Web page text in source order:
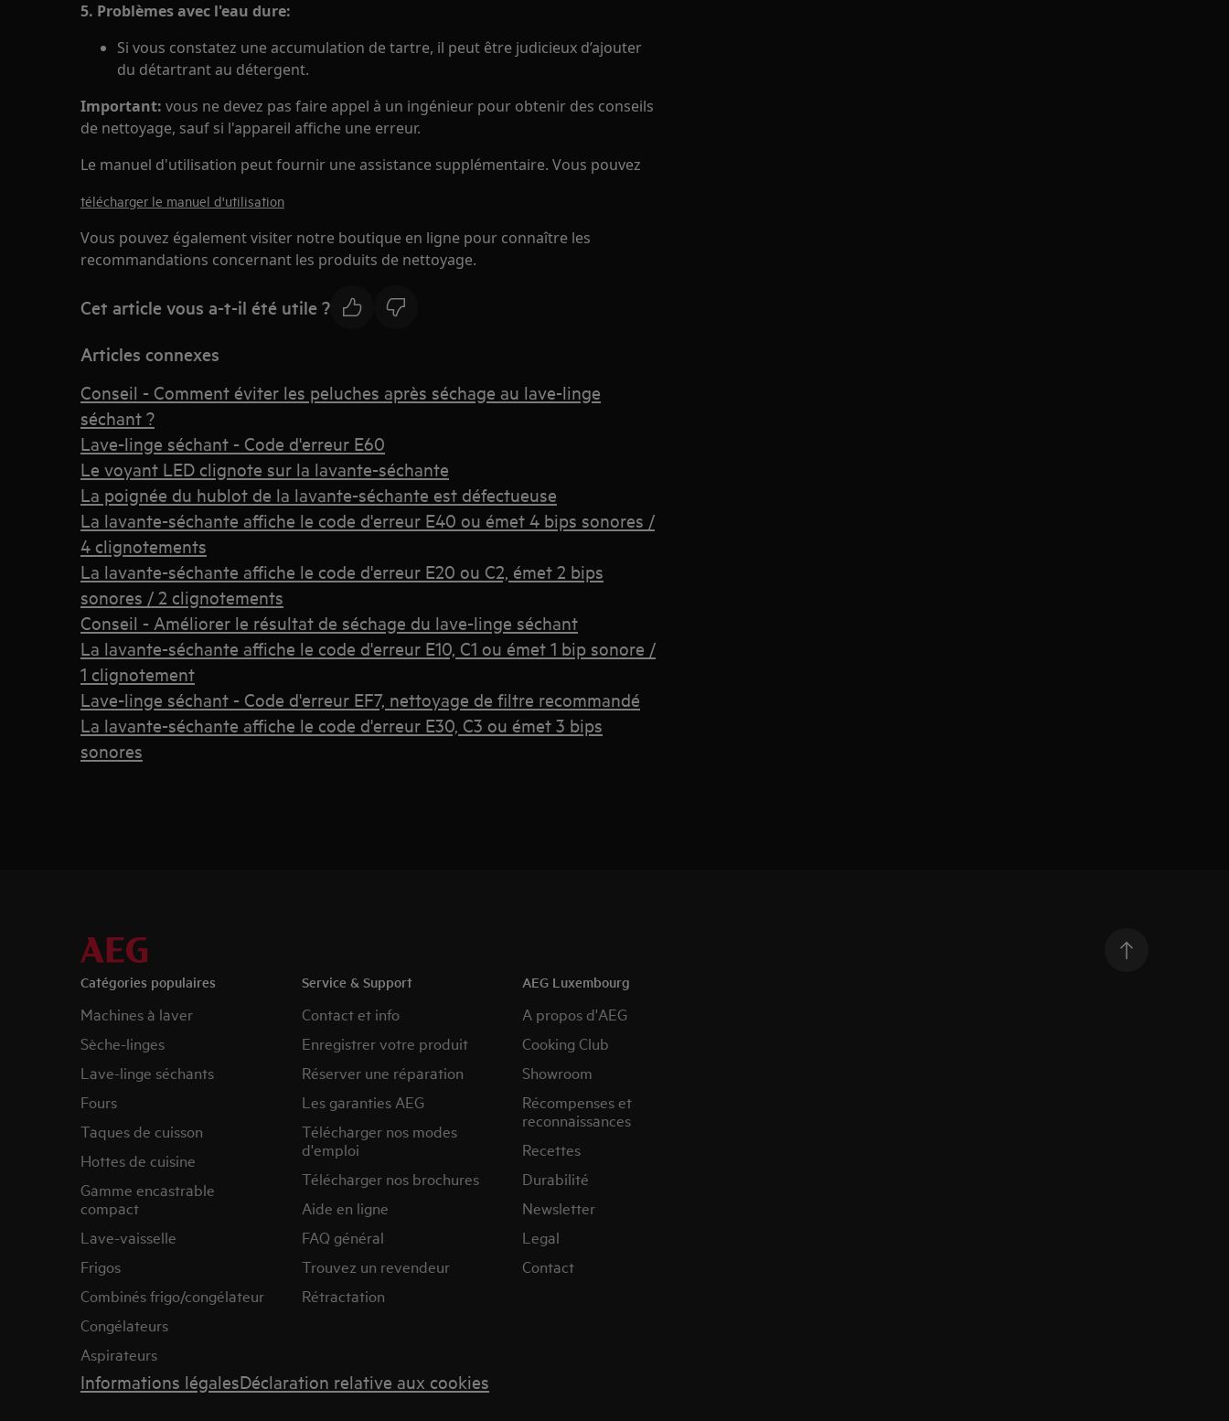
5. Problèmes avec l'eau dure:
Si vous constatez une accumulation de tartre, il peut être judicieux d’ajouter
du détartrant au détergent.
Important: vous ne devez pas faire appel à un ingénieur pour obtenir des conseils
de nettoyage, sauf si l'appareil affiche une erreur.
Le manuel d'utilisation peut fournir une assistance supplémentaire. Vous pouvez
télécharger le manuel d'utilisation
Vous pouvez également visiter notre boutique en ligne pour connaître les
recommandations concernant les produits de nettoyage.
Cet article vous a-t-il été utile ?
Articles connexes
Conseil - Comment éviter les peluches après séchage au lave-linge
séchant ?
Lave-linge séchant - Code d'erreur E60
Le voyant LED clignote sur la lavante-séchante
La poignée du hublot de la lavante-séchante est défectueuse
La lavante-séchante affiche le code d'erreur E40 ou émet 4 bips sonores /
4 clignotements
La lavante-séchante affiche le code d'erreur E20 ou C2, émet 2 bips
sonores / 2 clignotements
Conseil - Améliorer le résultat de séchage du lave-linge séchant
La lavante-séchante affiche le code d'erreur E10, C1 ou émet 1 bip sonore /
1 clignotement
Lave-linge séchant - Code d'erreur EF7, nettoyage de filtre recommandé
La lavante-séchante affiche le code d'erreur E30, C3 ou émet 3 bips
sonores
Catégories populaires
Machines à laver
Sèche-linges
Lave-linge séchants
Fours
Taques de cuisson
Hottes de cuisine
Gamme encastrable
compact
Lave-vaisselle
Frigos
Combinés frigo/congélateur
Congélateurs
Aspirateurs
Service & Support
Contact et info
Enregistrer votre produit
Réserver une réparation
Les garanties AEG
Télécharger nos modes
d'emploi
Télécharger nos brochures
Aide en ligne
FAQ général
Trouvez un revendeur
Rétractation
AEG Luxembourg
A propos d'AEG
Cooking Club
Showroom
Récompenses et
reconnaissances
Recettes
Durabilité
Newsletter
Legal
Contact
Informations légalesDéclaration relative aux cookies